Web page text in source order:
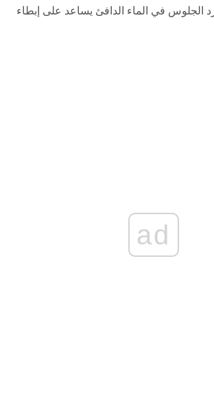
الجلوس في الماء الدافئ يساعد على إبطاء
ad